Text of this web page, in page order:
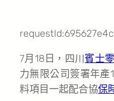
7月18日，四川賓士
力無限公司簽署年產
料項目一起配合協保